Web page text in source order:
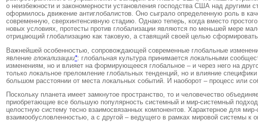
о неизбежности и закономерности установления господства США над
оформилось движение антиглобалистов. Оно сыграло определенную роль в
современную, сверхинтенсивную стадию. Однако теперь, когда вместо
новых условиях, протесты против глобализации являются по меньшей мере
отрицающий глобализацию как таковую, а ставящий своей целью сформировать
Важнейшей особенностью, сопровождающей современные глобальные
явление глокализации*: глобальная культура принимается локальными
изменениям, но и влияет на формирующееся глобальное – и через него на
только локальное преломление глобальных тенденций, но и влияние
большом расстоянии от места локальных событий. И наоборот – процесс или
Поскольку планета имеет замкнутое пространство, то и человечество
приобретающие все большую популярность системный и мир-системный
целостную систему тесно взаимосвязанных компонентов. Характерное для
взаимообусловленностью, а с другой – ведущего в рамках мировой системы к